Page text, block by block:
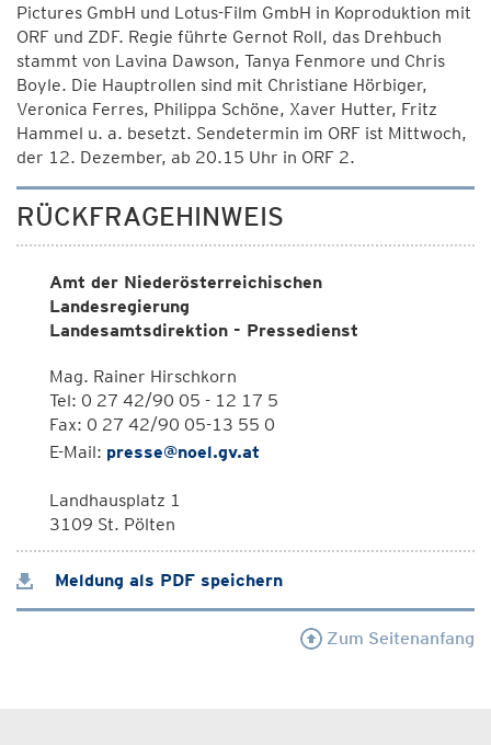
Pictures GmbH und Lotus-Film GmbH in Koproduktion mit
ORF und ZDF. Regie führte Gernot Roll, das Drehbuch
stammt von Lavina Dawson, Tanya Fenmore und Chris
Boyle. Die Hauptrollen sind mit Christiane Hörbiger,
Veronica Ferres, Philippa Schöne, Xaver Hutter, Fritz
Hammel u. a. besetzt. Sendetermin im ORF ist Mittwoch,
der 12. Dezember, ab 20.15 Uhr in ORF 2.
RÜCKFRAGEHINWEIS
Amt der Niederösterreichischen
Landesregierung
Landesamtsdirektion - Pressedienst
Mag. Rainer Hirschkorn
Tel: 0 27 42/90 05 - 12 17 5
Fax: 0 27 42/90 05-13 55 0
E-Mail: presse@noel.gv.at
Landhausplatz 1
3109 St. Pölten
Meldung als PDF speichern
Zum Seitenanfang